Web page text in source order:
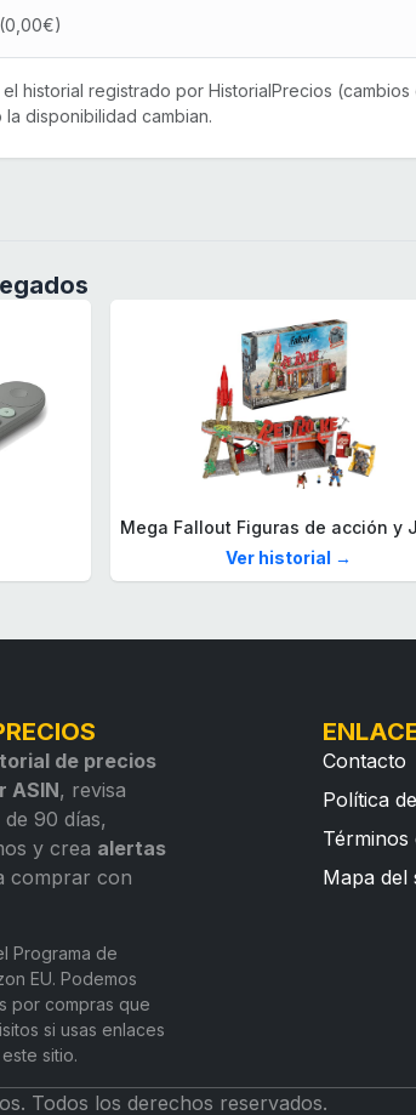
(0,00€)
el historial registrado por HistorialPrecios
disponibilidad cambian.
Ver historial →
de precios
ASIN, revisa
90 días,
y crea alertas
comprar con
Programa de
EU. Podemos
por compras que
si usas enlaces
sitio.
Contacto
Política
Términos
Mapa del
Todos los derechos reservados.